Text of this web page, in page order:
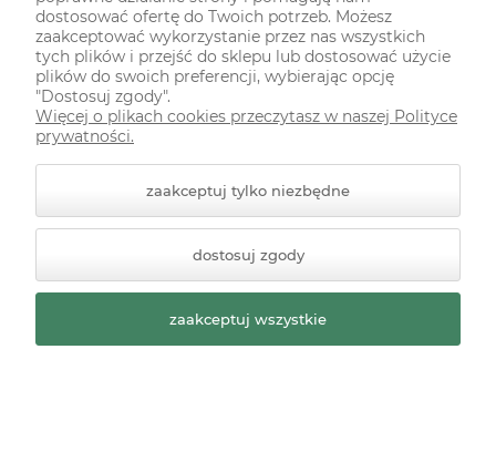
Papier ryżowy decoupage MINI Stamperia
White Christmas A6 8 szt.
Dostępność: dostępny
- + szt.
do koszyka
dostosować ofertę do Twoich potrzeb. Możesz
zaakceptować wykorzystanie przez nas wszystkich
tych plików i przejść do sklepu lub dostosować użycie
plików do swoich preferencji, wybierając opcję
"Dostosuj zgody".
Więcej o plikach cookies przeczytasz w naszej Polityce
prywatności.
zaakceptuj tylko niezbędne
dostosuj zgody
zaakceptuj wszystkie